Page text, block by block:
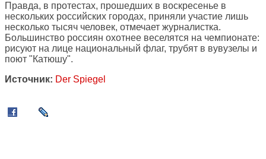
Правда, в протестах, прошедших в воскресенье в
нескольких российских городах, приняли участие лишь
несколько тысяч человек, отмечает журналистка.
Большинство россиян охотнее веселятся на чемпионате:
рисуют на лице национальный флаг, трубят в вувузелы и
поют "Катюшу".
Источник: Der Spiegel